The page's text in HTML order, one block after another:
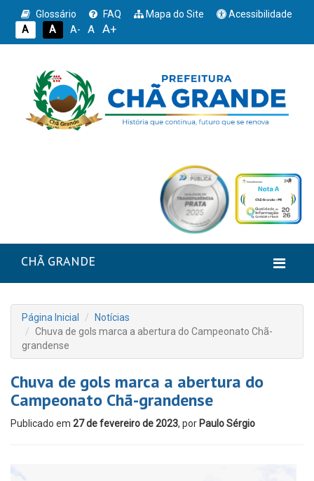
Glossário FAQ Mapa do Site
Acessibilidade
A
A A- A A+
CHÃ GRANDE
Página Inicial
Notícias
Chuva de gols marca a abertura do Campeonato Chã-
grandense
Chuva de gols marca a abertura do
Campeonato Chã-grandense
Publicado em 27 de fevereiro de 2023, por Paulo Sérgio